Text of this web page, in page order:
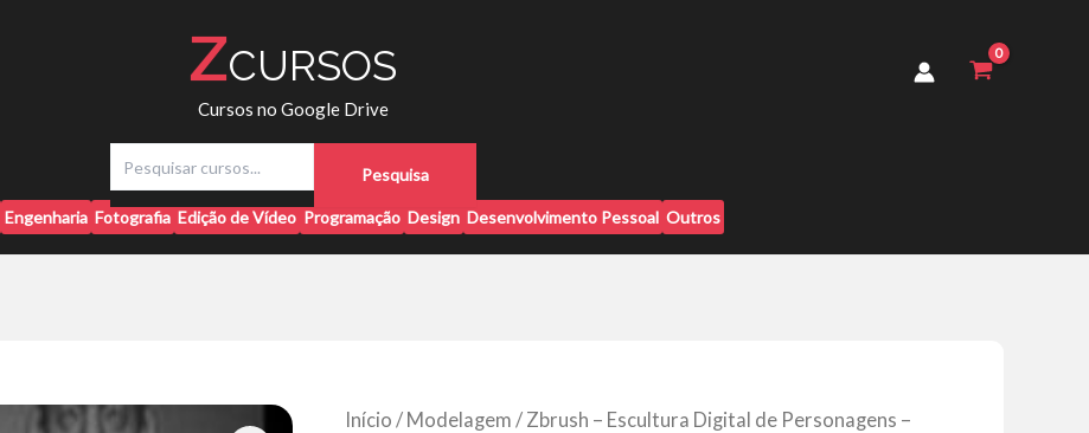
ZCURSOS
Cursos no Google Drive
q
Pesquisa
Engenharia Fotografia Edição de Vídeo Programação Design Desenvolvimento Pessoal Outros
Início / Modelagem / Zbrush – Escultura Digital de Personagens –